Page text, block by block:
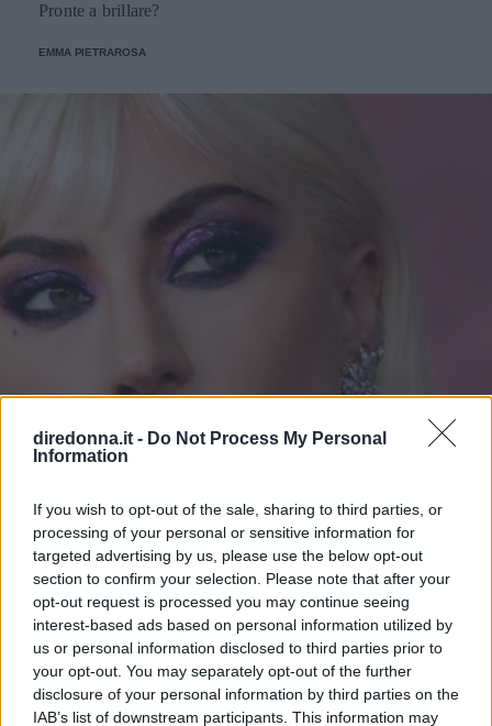
diredonna.it - Do Not Process My Personal
Information
If you wish to opt-out of the sale, sharing to third parties, or
processing of your personal or sensitive information for
targeted advertising by us, please use the below opt-out
section to confirm your selection. Please note that after your
opt-out request is processed you may continue seeing
interest-based ads based on personal information utilized by
us or personal information disclosed to third parties prior to
your opt-out. You may separately opt-out of the further
disclosure of your personal information by third parties on the
IAB’s list of downstream participants. This information may
Pronte a brillare?
EMMA PIETRAROSA
BELLEZZA
Make-up occhi, la parola
d'ordine del 2022 è Very Peri: